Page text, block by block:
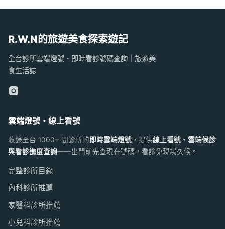
R.W.N的旅遊美食探索遊記
全台診所雲端燈號・即時看診號碼查詢｜旅遊美
食生活誌
雲端燈號・線上看號
收錄全台 1000+ 間診所的即時雲端燈號 ，提供線上看號、雲端候診
與看診進度查詢——出門前先查現在號碼，看診免現場久候。
完整診所目錄
內科診所推薦
家醫科診所推薦
小兒科診所推薦